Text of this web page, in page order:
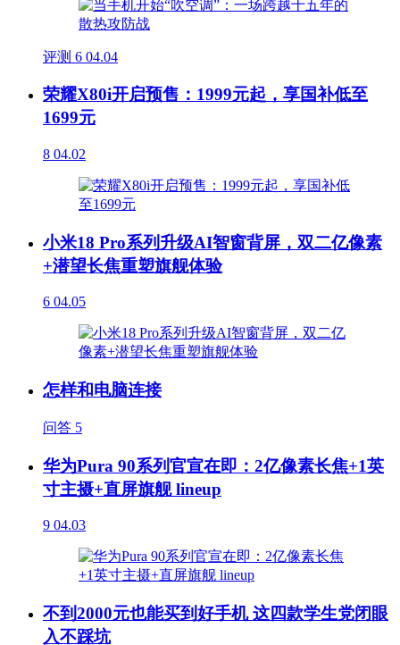
评测 6 04.04
荣耀X80i开启预售：1999元起，享国补低至
1699元
8 04.02
小米18 Pro系列升级AI智窗背屏，双二亿像素
+潜望长焦重塑旗舰体验
6 04.05
怎样和电脑连接
问答 5
华为Pura 90系列官宣在即：2亿像素长焦+1英
寸主摄+直屏旗舰 lineup
9 04.03
不到2000元也能买到好手机 这四款学生党闭眼
入不踩坑